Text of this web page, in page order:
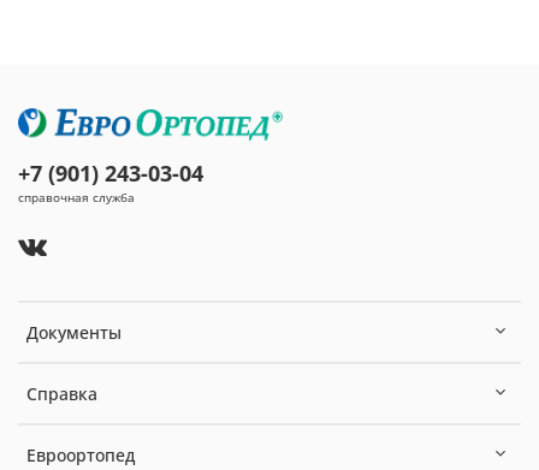
Документы
Справка
Евроортопед
+7 (901) 243-03-04
справочная служба